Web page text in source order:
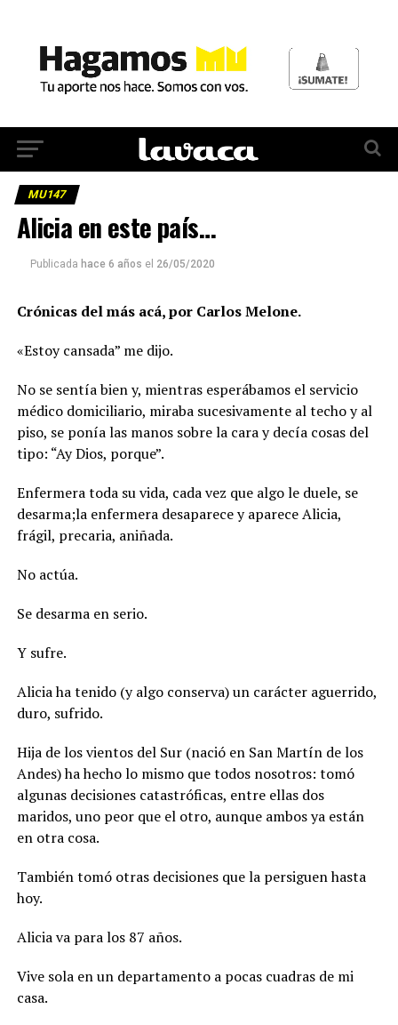
MU147
Alicia en este país…
Publicada hace 6 años el 26/05/2020
Crónicas del más acá, por Carlos Melone.
«Estoy cansada” me dijo.
No se sentía bien y, mientras esperábamos el servicio
médico domiciliario, miraba sucesivamente al techo y al
piso, se ponía las manos sobre la cara y decía cosas del
tipo: “Ay Dios, porque”.
Enfermera toda su vida, cada vez que algo le duele, se
desarma;la enfermera desaparece y aparece Alicia,
frágil, precaria, aniñada.
No actúa.
Se desarma en serio.
Y sufre.
Alicia ha tenido (y algo conserva) un carácter aguerrido,
duro, sufrido.
Hija de los vientos del Sur (nació en San Martín de los
Andes) ha hecho lo mismo que todos nosotros: tomó
algunas decisiones catastróficas, entre ellas dos
maridos, uno peor que el otro, aunque ambos ya están
en otra cosa.
También tomó otras decisiones que la persiguen hasta
hoy.
Alicia va para los 87 años.
Vive sola en un departamento a pocas cuadras de mi
casa.